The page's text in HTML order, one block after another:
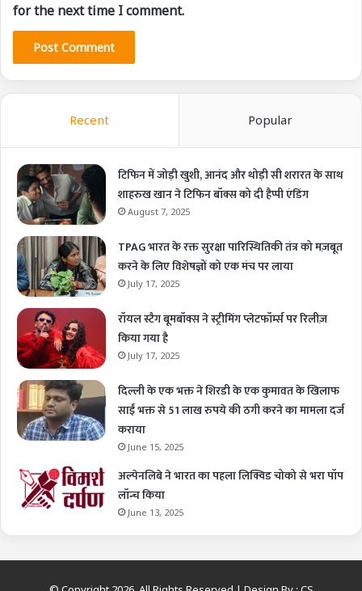
for the next time I comment.
Recent Popular
टिफिन में जोड़ी खुशी, आनंद और थोड़ी सी शरारत के साथ
शाहरुख खान ने टिफिन बॉक्स को दी हैप्पी एंडिंग
August 7, 2025
TPAG भारत के रक्त सुरक्षा पारिस्थितिकी तंत्र को मज़बूत
करने के लिए विशेषज्ञों को एक मंच पर लाया
July 17, 2025
रॉयल स्टैग बूमबॉक्स ने स्ट्रीमिंग प्लेटफॉर्म्स पर रिलीज़
किया गया है
July 17, 2025
दिल्ली के एक भक्त ने शिरडी के एक कुमावत के खिलाफ
साईं भक्त से 51 लाख रुपये की ठगी करने का मामला दर्ज
कराया
June 15, 2025
अल्पेनलिबे ने भारत का पहला लिक्विड चोको से भरा पॉप
लॉन्च किया
June 13, 2025